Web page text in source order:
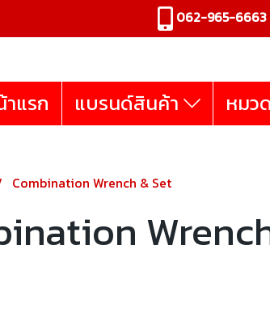
062-965-6663
าแรก แบรนด์สินค้า หมว
Combination Wrench & Set